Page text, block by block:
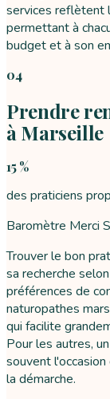
services reflètent
permettant à
budget et à son
04
Prendre
à Marseille
15 %
des praticiens
Baromètre Merci
Trouver le bon
sa recherche
préférences de
naturopathes
qui facilite
Pour les autres,
souvent
la démarche.